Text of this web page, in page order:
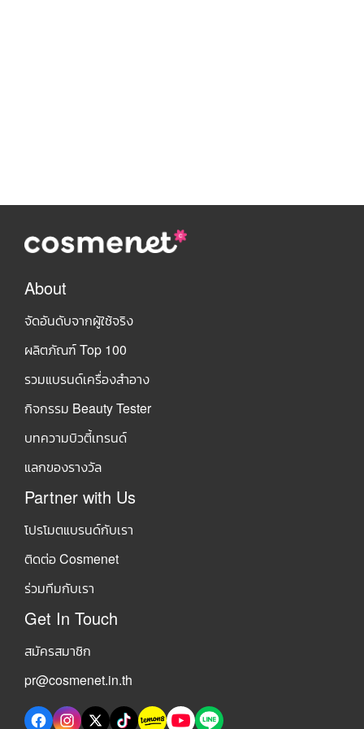
About
จัดอันดับจากผู้ใช้จริง
ผลิตภัณฑ์ Top 100
รวมแบรนด์เครื่องสำอาง
กิจกรรม Beauty Tester
บทความบิวตี้เทรนด์
แลกของรางวัล
Partner with Us
โปรโมตแบรนด์กับเรา
ติดต่อ Cosmenet
ร่วมทีมกับเรา
Get In Touch
สมัครสมาชิก
pr@cosmenet.in.th